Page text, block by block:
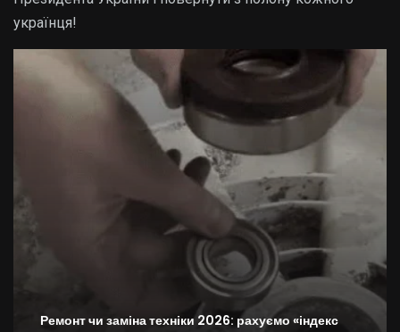
українця!
Ремонт чи заміна техніки 2026: рахуємо «індекс